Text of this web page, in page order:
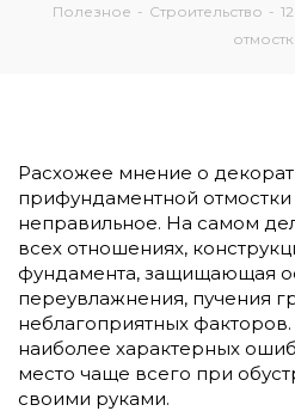
Полезное - Строительство -
Расхожее мнение о
прифундаментной
неправильное. На самом
всех отношениях,
фундамента, защищающая
переувлажнения, пучения
неблагоприятных
наиболее характерных
место чаще всего при
своими руками.